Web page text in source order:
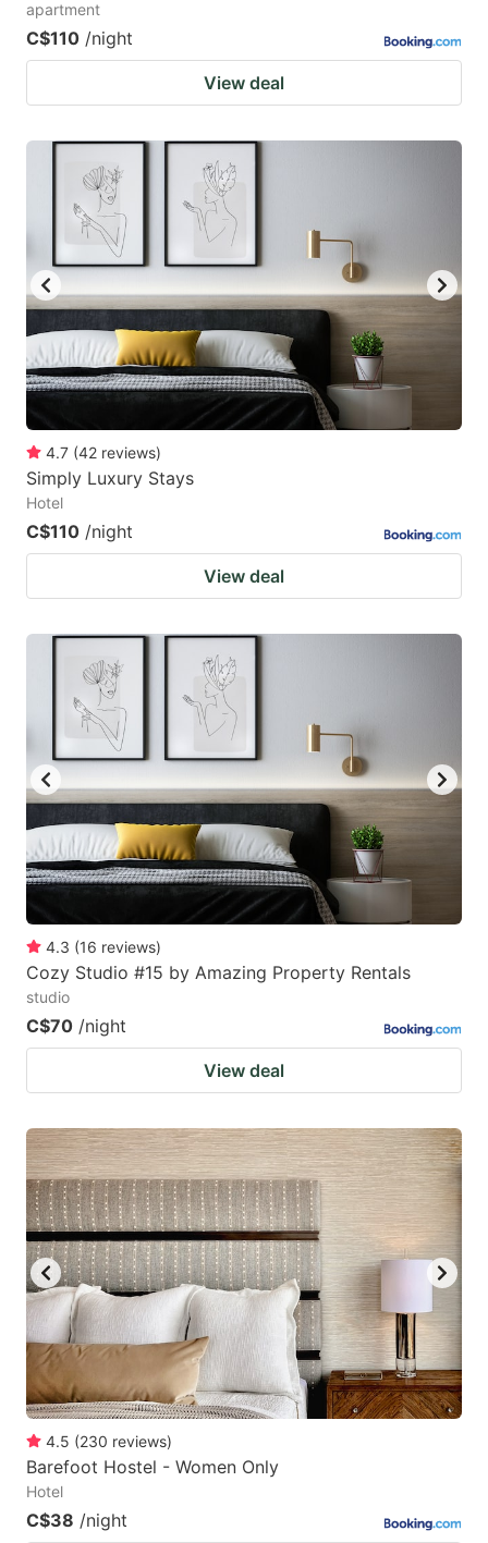
apartment
C$110 /night
View deal
4.7 (42 reviews)
Simply Luxury Stays
Hotel
C$110 /night
View deal
4.3 (16 reviews)
Cozy Studio #15 by Amazing Property Rentals
studio
C$70 /night
View deal
4.5 (230 reviews)
Barefoot Hostel - Women Only
Hotel
C$38 /night